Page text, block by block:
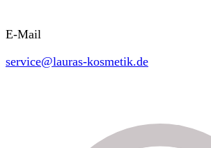
E-Mail
service@lauras-kosmetik.de